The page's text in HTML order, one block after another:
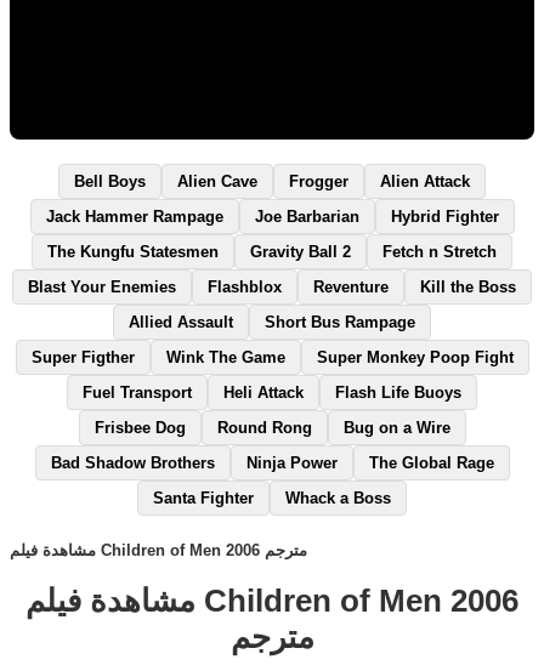
Alien Attack
Frogger
Alien Cave
Bell Boys
Hybrid Fighter
Joe Barbarian
Jack Hammer Rampage
Fetch n Stretch
Gravity Ball 2
The Kungfu Statesmen
Kill the Boss
Reventure
Flashblox
Blast Your Enemies
Short Bus Rampage
Allied Assault
Super Monkey Poop Fight
Wink The Game
Super Figther
Flash Life Buoys
Heli Attack
Fuel Transport
Bug on a Wire
Round Rong
Frisbee Dog
The Global Rage
Ninja Power
Bad Shadow Brothers
Whack a Boss
Santa Fighter
مشاهدة فيلم Children of Men 2006 مترجم
مشاهدة فيلم Children of Men 2006
مترجم